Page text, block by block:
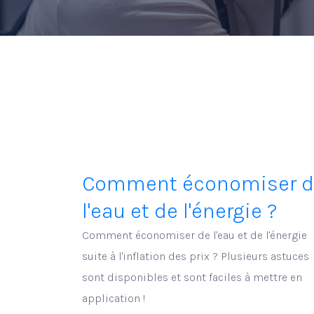
Comment économiser
l'eau et de l'énergie ?
Comment économiser de l'eau et de l'énergie
suite à l'inflation des prix ? Plusieurs astuces
sont disponibles et sont faciles à mettre en
application !